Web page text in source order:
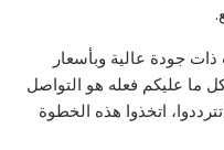
جودة عالية وبأسعار
ما عليكم فعله هو التواصل
اتخذوا هذه الخطوة